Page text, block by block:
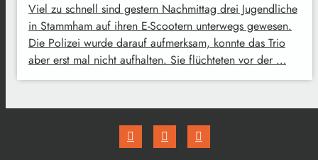
Viel zu schnell sind gestern Nachmittag drei Jugendliche
in Stammham auf ihren E-Scootern unterwegs gewesen.
Die Polizei wurde darauf aufmerksam, konnte das Trio
aber erst mal nicht aufhalten. Sie flüchteten vor der …